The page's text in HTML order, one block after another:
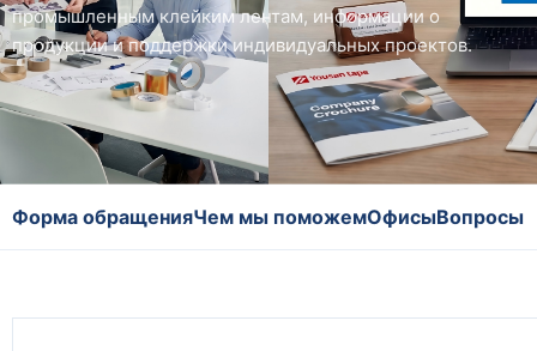
промышленным клейким лентам, информации о
продукции и поддержки индивидуальных проектов.
Форма обращенияЧем мы поможемОфисыВопросы